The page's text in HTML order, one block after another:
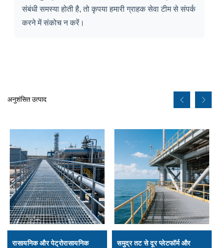
संबंधी समस्या होती है, तो कृपया हमारी ग्राहक सेवा टीम से संपर्क
करने में संकोच न करें।
अनुशंसित उत्पाद
रासायनिक और पेट्रोरासायनिक
समुद्र तट से दूर प्लेटफॉर्म और